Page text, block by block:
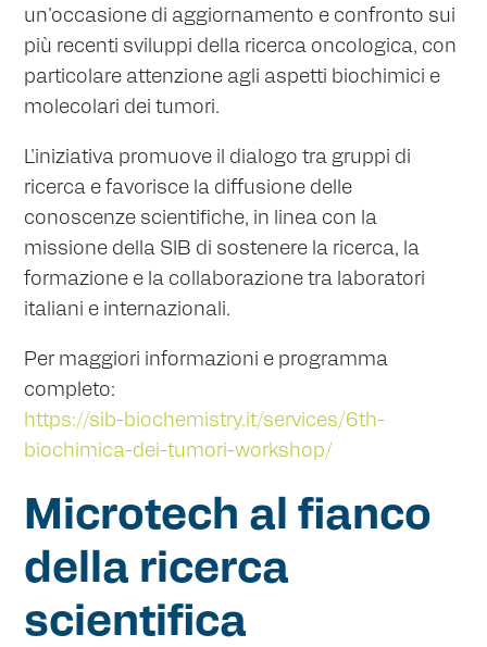
un'occasione di aggiornamento e confronto sui
più recenti sviluppi della ricerca oncologica, con
particolare attenzione agli aspetti biochimici e
molecolari dei tumori.
L'iniziativa promuove il dialogo tra gruppi di
ricerca e favorisce la diffusione delle
conoscenze scientifiche, in linea con la
missione della SIB di sostenere la ricerca, la
formazione e la collaborazione tra laboratori
italiani e internazionali.
Per maggiori informazioni e programma
completo:
https://sib-biochemistry.it/services/6th-
biochimica-dei-tumori-workshop/
Microtech al fianco
della ricerca
scientifica